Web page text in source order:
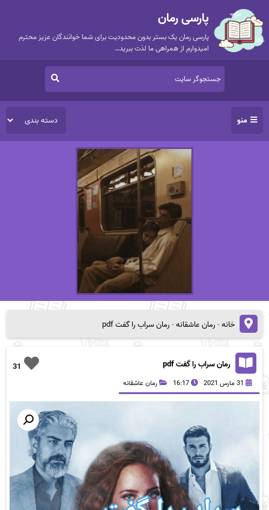
پارسی رمان
پارسی رمان یک بستر بدون محدودیت برای شما خوانندگان عزیز محترم
امیدوارم از همراهی ما لذت ببرید…
منو
خانه-رمان عاشقانه-رمان سراب را گفت pdf
31 رمان سراب را گفت pdf
31 مارس 2021 16:17 رمان عاشقانه